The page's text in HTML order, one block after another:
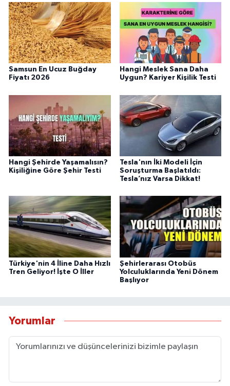
Samsun En Ucuz Buğday
Fiyatı 2026
Hangi Meslek Sana Daha
Uygun? Kariyer Kişilik Testi
Hangi Şehirde Yaşamalısın?
Kişiliğine Göre Şehir Testi
Tesla'nın İki Modeli İçin
Soruşturma Başlatıldı:
Tesla’nız Varsa Dikkat!
Türkiye'nin 4 İline Daha Hızlı
Tren Geliyor! İşte O İller
Şehirlerarası Otobüs
Yolculuklarında Yeni Dönem
Başlıyor
Yorumlar